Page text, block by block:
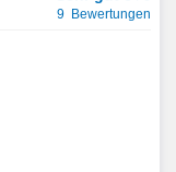
9 Bewertungen